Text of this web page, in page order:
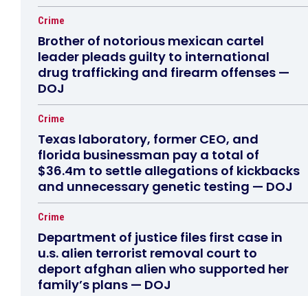
Crime
Brother of notorious mexican cartel
leader pleads guilty to international
drug trafficking and firearm offenses —
DOJ
Crime
Texas laboratory, former CEO, and
florida businessman pay a total of
$36.4m to settle allegations of kickbacks
and unnecessary genetic testing — DOJ
Crime
Department of justice files first case in
u.s. alien terrorist removal court to
deport afghan alien who supported her
family’s plans — DOJ